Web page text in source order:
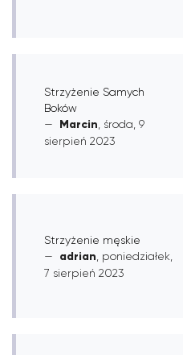
Strzyżenie Samych
Boków
Marcin , środa, 9
sierpień 2023
Strzyżenie męskie
adrian , poniedziałek,
7 sierpień 2023